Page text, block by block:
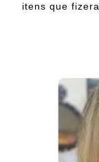
itens que